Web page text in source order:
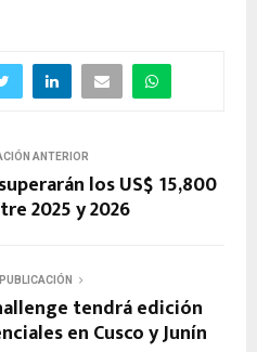
ANTERIOR
los US$ 15,800
2025 y 2026
tendrá edición
en Cusco y Junín